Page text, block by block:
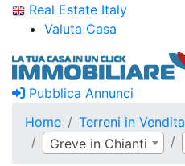
Real Estate Italy
Valuta Casa
Pubblica Annunci
Home
Terreni in
Greve in Chianti